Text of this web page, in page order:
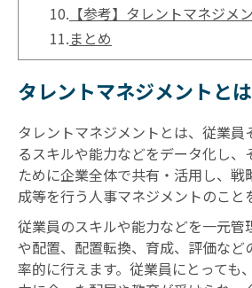
10. 【参考】タレントマネジ
11.まとめ
タレントマネジメントと
タレントマネジメントとは、従業員
るスキルや能力などをデータ化し、
ために企業全体で共有・活用し、戦
成等を行う人事マネジメントのこと
従業員のスキルや能力などを一元管
や配置、配置転換、育成、評価など
率的に行えます。従業員にとっても